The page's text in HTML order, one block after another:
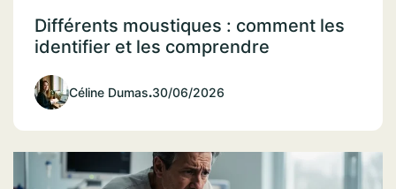
Différents moustiques : comment les
identifier et les comprendre
Céline Dumas.30/06/2026